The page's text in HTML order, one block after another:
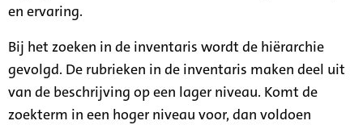
en ervaring.
Bij het zoeken in de inventaris wordt de hiërarchie
gevolgd. De rubrieken in de inventaris maken deel uit
van de beschrijving op een lager niveau. Komt de
zoekterm in een hoger niveau voor, dan voldoen